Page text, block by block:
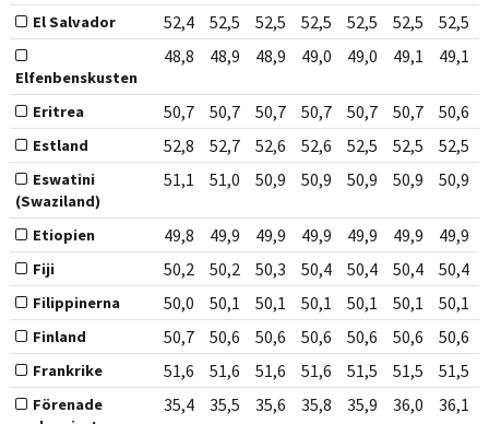
El Salvador 52,4 52,5 52,5 52,5 52,5 52,5 52,5
Elfenbenskusten
48,8 48,9 48,9 49,0 49,0 49,1 49,1
Eritrea 50,7 50,7 50,7 50,7 50,7 50,7 50,6
Estland 52,8 52,7 52,6 52,6 52,5 52,5 52,5
Eswatini
(Swaziland)
51,1 51,0 50,9 50,9 50,9 50,9 50,9
Etiopien 49,8 49,9 49,9 49,9 49,9 49,9 49,9
Fiji 50,2 50,2 50,3 50,4 50,4 50,4 50,4
Filippinerna 50,0 50,1 50,1 50,1 50,1 50,1 50,1
Finland 50,7 50,6 50,6 50,6 50,6 50,6 50,6
Frankrike 51,6 51,6 51,6 51,6 51,5 51,5 51,5
Förenade
35,4 35,5 35,6 35,8 35,9 36,0 36,1